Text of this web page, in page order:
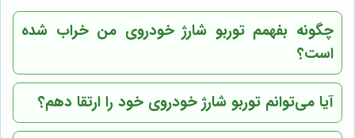
چگونه بفهمم توربو شارژ خودروی من خراب شده
است؟
آیا می‌توانم توربو شارژ خودروی خود را ارتقا دهم؟